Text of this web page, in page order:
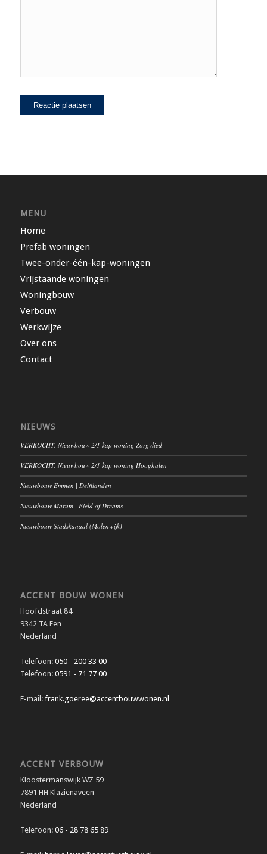
MENU
Home
Prefab woningen
Twee-onder-één-kap-woningen
Vrijstaande woningen
Woningbouw
Verbouw
Werkwijze
Over ons
Contact
NIEUWS
VERKOCHT: Nieuwbouw 2/1 kap woning Zorgvlied
VERKOCHT: Nieuwbouw 2/1 kap woning Hooghalen
Nieuwbouw Emmen | Delftlanden
Nieuwbouw Marum | Field of Dreams
Nieuwbouw Stadskanaal (Molenwijk)
ACCENT BOUW WONEN
Hoofdstraat 84
9342 TA Een
Nederland
Telefoon: 050 - 200 33 00
Telefoon: 0591 - 71 77 00
E-mail: frank.goeree@accentbouwwonen.nl
ACCENT VERBOUW
Kloostermanswijk WZ 59
7891 HH Klazienaveen
Nederland
Telefoon:06 - 28 78 65 89